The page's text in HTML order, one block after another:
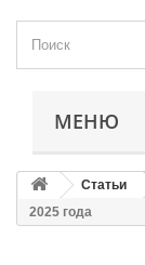
МЕНЮ
Статьи
2025 года